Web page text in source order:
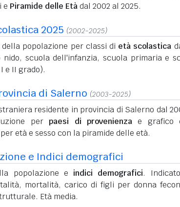
e Piramide delle Etàdal 2002 al 2025.
2025 (2002-2025)
popolazione per classi di età scolastica
nido, scuola dell'infanzia, scuola primaria e
e II grado).
di Salerno (2003-2025)
residente in provincia di Salerno dal
perpaesi di provenienzae grafico
età e sesso con la piramide delle età.
e Indici demografici
popolazione e indici demografici.
mortalità, carico di figli per donna
Età media.